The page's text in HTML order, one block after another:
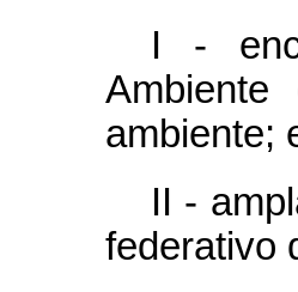
I -
ambiente;
II -
federativo